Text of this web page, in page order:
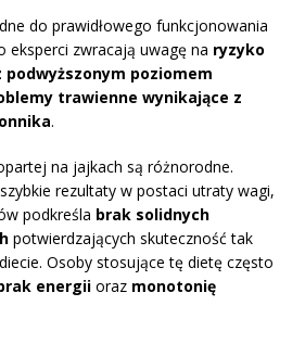
do prawidłowego funkcjonowania
eksperci zwracają uwagę na ryzyko
podwyższonym poziomem
trawienne wynikające z
.
na jajkach są różnorodne.
rezultaty w postaci utraty wagi,
podkreśla brak solidnych
potwierdzających skuteczność tak
Osoby stosujące tę dietę często
energii oraz monotonię